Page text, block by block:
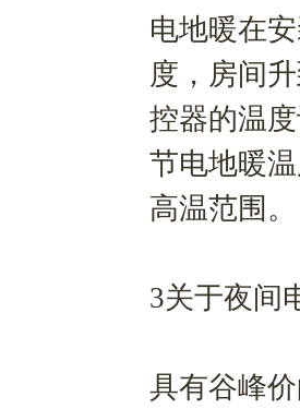
电地暖在
度，房间
控器的温
节电地暖
高温范围。
3关于夜间
具有谷峰